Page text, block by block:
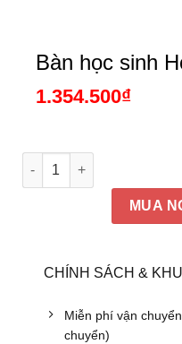
Bàn học sinh
1.354.500₫
Bàn học sinh Hòa Phát
MUA
CHÍNH SÁCH &
Miễn phí vận
chuyển)